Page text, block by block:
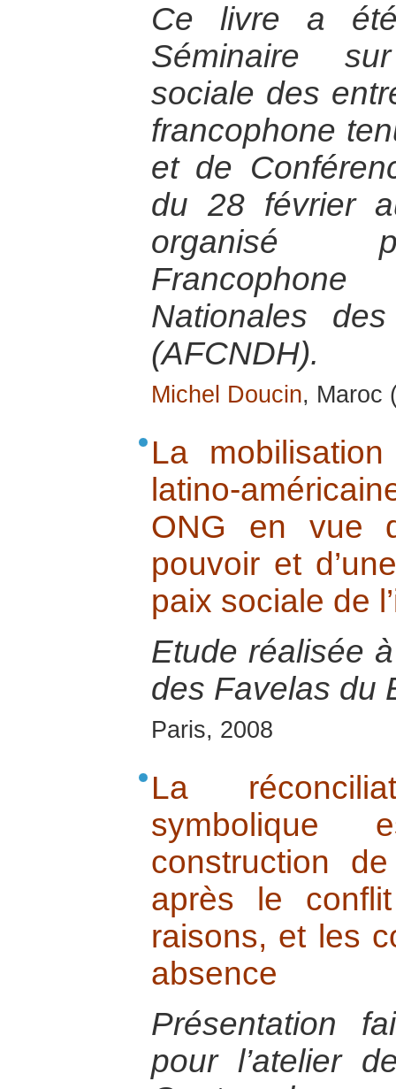
Ce livre a
Séminaire
sociale des
francophone
et de
du 28 février
organisé
Nationales
(AFCNDH).
Michel Doucin, Maroc
La
latino-
ONG en vue
pouvoir et
paix sociale de
Etude réalisée
des Favelas du
Paris, 2008
La
symbolique
construction
après le
raisons, et les
absence
Présentation
pour l’atelier